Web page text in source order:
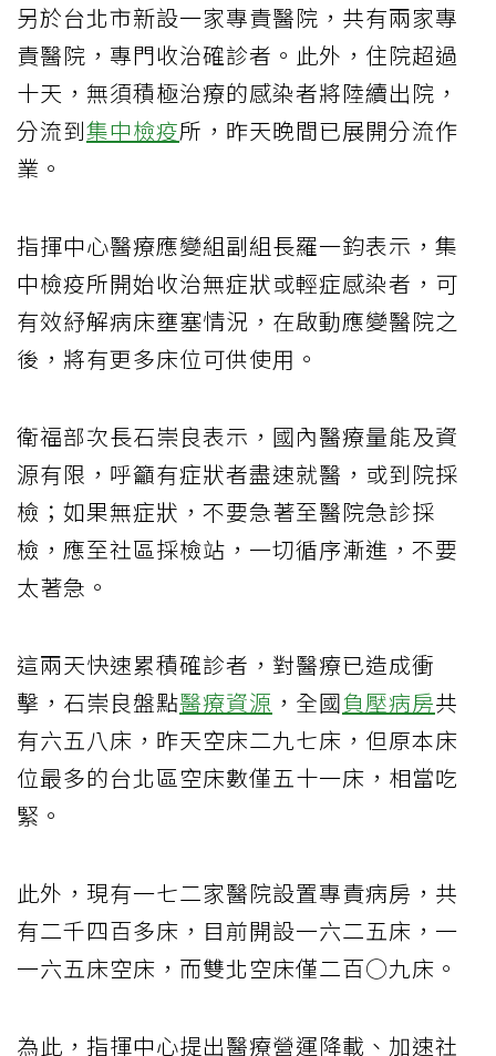
另於台北市新設一家專責醫院，共有兩家專
責醫院，專門收治確診者。此外，住院超過
十天，無須積極治療的感染者將陸續出院，
分流到集中檢疫所，昨天晚間已展開分流作
業。
指揮中心醫療應變組副組長羅一鈞表示，集
中檢疫所開始收治無症狀或輕症感染者，可
有效紓解病床壅塞情況，在啟動應變醫院之
後，將有更多床位可供使用。
衛福部次長石崇良表示，國內醫療量能及資
源有限，呼籲有症狀者盡速就醫，或到院採
檢；如果無症狀，不要急著至醫院急診採
檢，應至社區採檢站，一切循序漸進，不要
太著急。
這兩天快速累積確診者，對醫療已造成衝
擊，石崇良盤點醫療資源 ，全國負壓病房共
有六五八床，昨天空床二九七床，但原本床
位最多的台北區空床數僅五十一床，相當吃
緊。
此外，現有一七二家醫院設置專責病房，共
有二千四百多床，目前開設一六二五床，一
一六五床空床，而雙北空床僅二百○九床。
為此，指揮中心提出醫療營運降載、加速社